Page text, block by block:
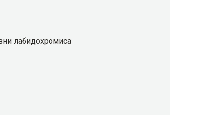
лабидохромиса